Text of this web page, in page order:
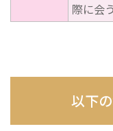
際に会
以下